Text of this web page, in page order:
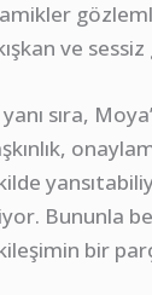
ve
sıra,
Bununla
bir